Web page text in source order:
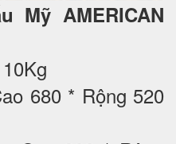
Mỹ AMERICAN
680 * Rộng 520